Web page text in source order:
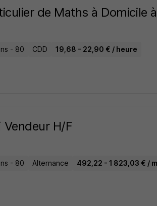
de Maths à Domicile
- 80 CDD 19,68 - 22,90 € / heure
H/F
- 80 Alternance 492,22 - 1 823,03 € /